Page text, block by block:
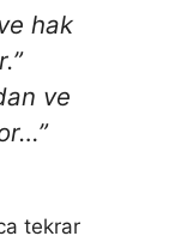
hak
ve
tekrar